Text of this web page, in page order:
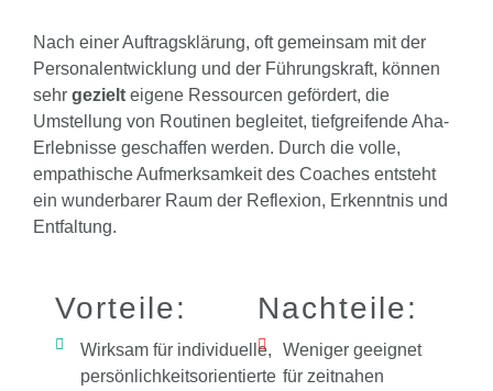
Nach einer Auftragsklärung, oft gemeinsam mit der
Personalentwicklung und der Führungskraft, können
sehr gezielt eigene Ressourcen gefördert, die
Umstellung von Routinen begleitet, tiefgreifende Aha-
Erlebnisse geschaffen werden. Durch die volle,
empathische Aufmerksamkeit des Coaches entsteht
ein wunderbarer Raum der Reflexion, Erkenntnis und
Entfaltung.
Vorteile:
Wirksam für individuelle,
persönlichkeitsorientierte
Nachteile:
Weniger geeignet
für zeitnahen